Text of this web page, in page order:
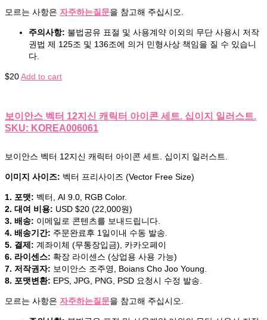
모르는 사항은 자주하는질문을 참고해 주십시오.
주의사항: 불법공유 표절 및 사용계약 이외의 무단 사용시 저작
권법 제 125조 및 136조에 의거 민형사상 책임을 질 수 있습니
다.
$20Add to cart
보이안스 벡터 12지신 캐릭터 아이콘 세트. 십이지 일러스트.
SKU: KOREA006061
보이안스 벡터 12지신 캐릭터 아이콘 세트. 십이지 일러스트.
이미지 사이즈: 벡터 프리사이즈 (Vector Free Size)
1. 포맷: 벡터, AI 9.0, RGB Color.
2. 대여 비용: USD $20 (22,000원)
3. 배송: 이메일로 콘텐츠를 보내드립니다.
4. 배송기간: 주문완료후 1일이내 수동 발송.
5. 결제: 계좌이체 (무통장입금), 카카오페이
6. 라이센스: 확장 라이센스 (상업용 사용 가능)
7. 저작권자: 보이안스 조주영, Boians Cho Joo Young.
8. 포맷변환: EPS, JPG, PNG, PSD 요청시 수정 발송.
모르는 사항은 자주하는질문을 참고해 주십시오.